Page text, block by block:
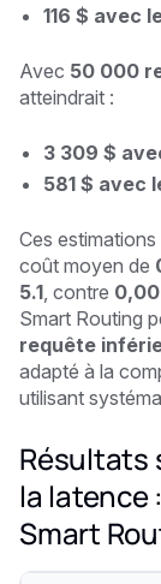
116 $ avec
Avec 50 000
atteindrait :
3 309 $
581 $ avec
Ces
coût moyen de
5.1 , contre
Smart Routing
requête
adapté à la
utilisant
Résultats
la latence
Smart